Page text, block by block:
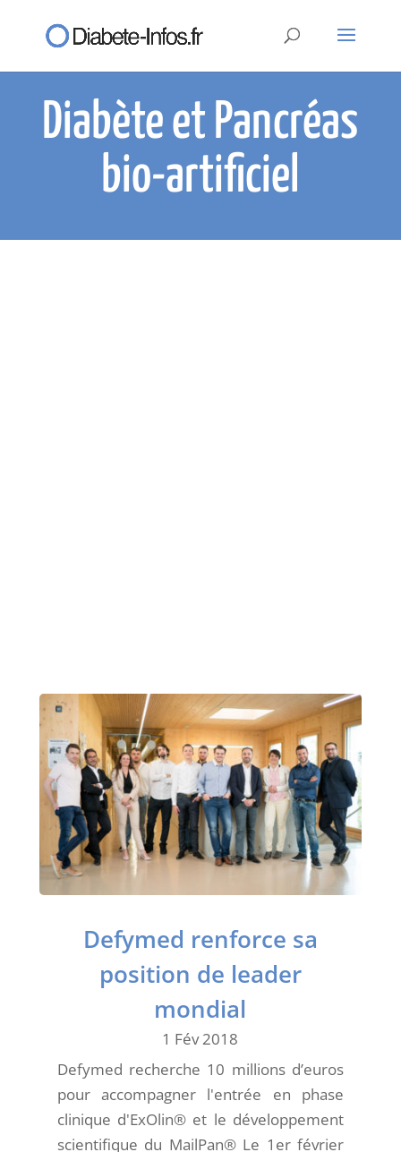
Diabète et Pancréas
bio-artificiel
Defymed renforce sa
position de leader
mondial
1 Fév 2018
Defymed recherche 10 millions d’euros
pour accompagner l'entrée en phase
clinique d'ExOlin® et le développement
scientifique du MailPan® Le 1er février